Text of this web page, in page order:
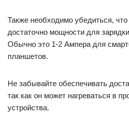
Также необходимо убедиться,
достаточно мощности для
Обычно это 1-2 Ампера для
планшетов.
Не забывайте обеспечивать
так как он может нагреваться в
устройства.